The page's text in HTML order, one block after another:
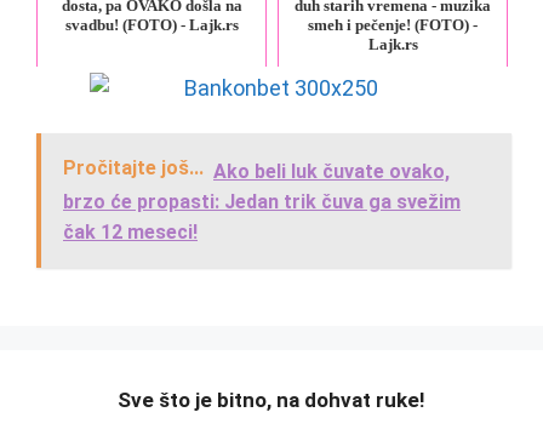
dosta, pa OVAKO došla na
svadbu! (FOTO) - Lajk.rs
duh starih vremena - muzika
smeh i pečenje! (FOTO) -
Lajk.rs
Pročitajte još... Ako beli luk čuvate ovako,
brzo će propasti: Jedan trik čuva ga svežim
čak 12 meseci!
️Sve što je bitno, na dohvat ruke!